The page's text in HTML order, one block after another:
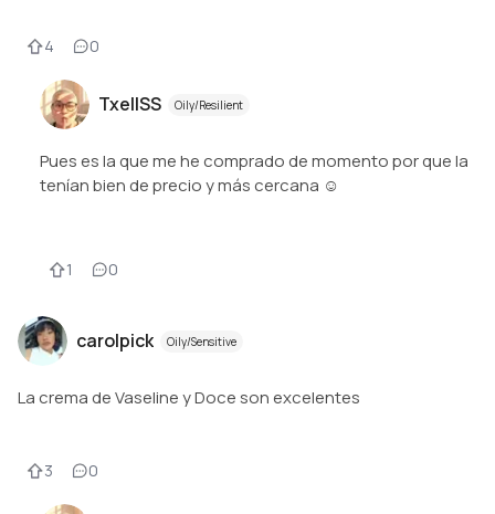
4 0
TxellSS Oily/Resilient
Pues es la que me he comprado de momento por que la
tenían bien de precio y más cercana ☺️
1 0
carolpick Oily/Sensitive
La crema de Vaseline y Doce son excelentes
3 0